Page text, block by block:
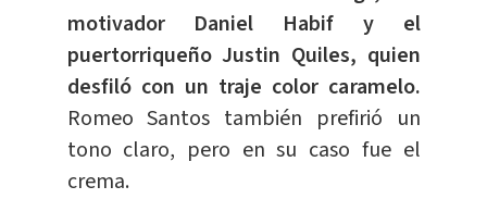
motivador Daniel Habif y el
puertorriqueño Justin Quiles, quien
desfiló con un traje color caramelo.
Romeo Santos también prefirió un
tono claro, pero en su caso fue el
crema.